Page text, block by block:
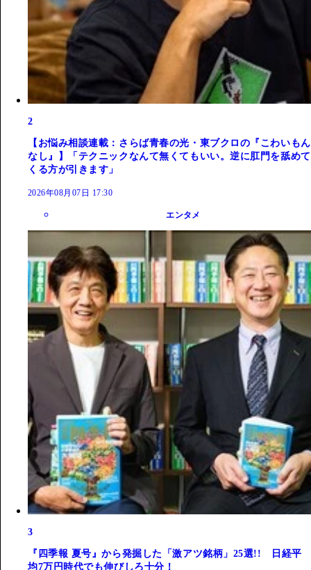
2
【お悩み相談連載：さらば青春の光・東ブクロの『こわいもん
なし』】「テクニックなんて無くてもいい。逆に肛門を舐めて
くる方が引きます」
2026年08月07日 17:30
エンタメ
3
『四季報 夏号』から発掘した「激アツ銘柄」25選!! 日経平
均7万円時代でも伸びしろ十分！